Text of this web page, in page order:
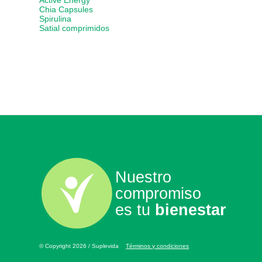
Chia Capsules
Spirulina
Satial comprimidos
Nuestro
compromiso
es tu bienestar
© Copyright 2026 / SuplevidaTérminos y condiciones